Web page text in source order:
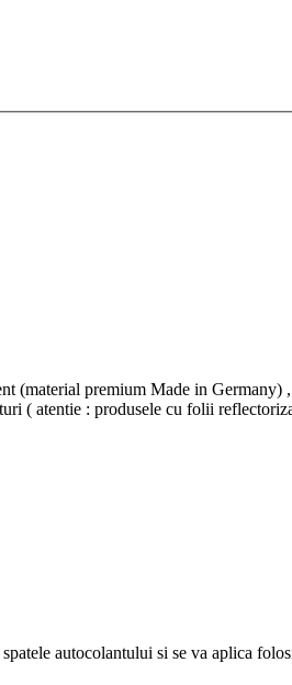
(material premium Made in Germany)
( atentie : produsele cu folii
autocolantului si se va aplica